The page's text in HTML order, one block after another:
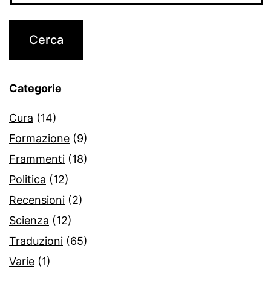
Categorie
Cura (14)
Formazione (9)
Frammenti (18)
Politica (12)
Recensioni (2)
Scienza (12)
Traduzioni (65)
Varie (1)